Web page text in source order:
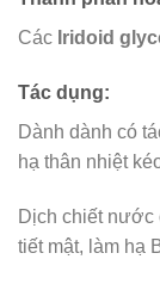
Các Iridoid
Tác dụng:
Dành dành có
hạ thân nhiệt
Dịch chiết nước
tiết mật, làm hạ